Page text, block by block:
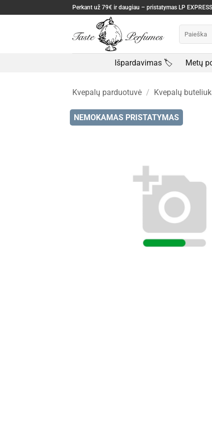
to
Perkant už 79€ ir daugiau – pristatymas LP
Išpardavimas 🏷️ Metų
Kvepalų parduotuvė / Kvepalų
NEMOKAMAS PRISTATYMAS